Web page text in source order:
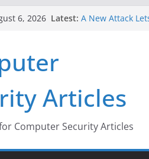
6, 2026 Latest: A New Attack
Infrastructure
When Face
Articles
for Computer Security Articles